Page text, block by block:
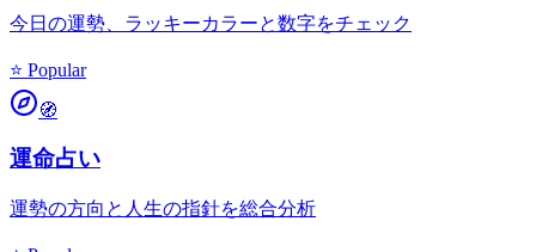
今日の運勢、ラッキーカラーと数字をチェック
⭐ Popular
🧭
運命占い
運勢の方向と人生の指針を総合分析